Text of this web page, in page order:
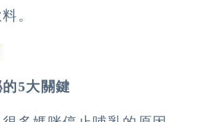
。
5大關鍵